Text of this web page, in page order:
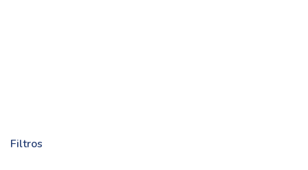
Filtros